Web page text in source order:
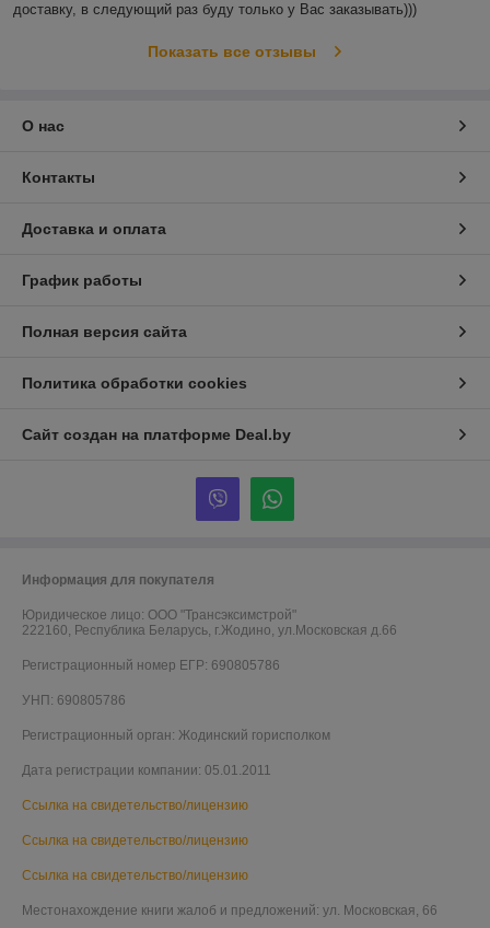
доставку, в следующий раз буду только у Вас заказывать)))
Показать все отзывы
О нас
Контакты
Доставка и оплата
График работы
Полная версия сайта
Политика обработки cookies
Сайт создан на платформе Deal.by
Информация для покупателя
Юридическое лицо: ООО "Трансэксимстрой"
222160, Республика Беларусь, г.Жодино, ул.Московская д.66
Регистрационный номер ЕГР: 690805786
УНП: 690805786
Регистрационный орган: Жодинский горисполком
Дата регистрации компании: 05.01.2011
Ссылка на свидетельство/лицензию
Ссылка на свидетельство/лицензию
Ссылка на свидетельство/лицензию
Местонахождение книги жалоб и предложений: ул. Московская, 66